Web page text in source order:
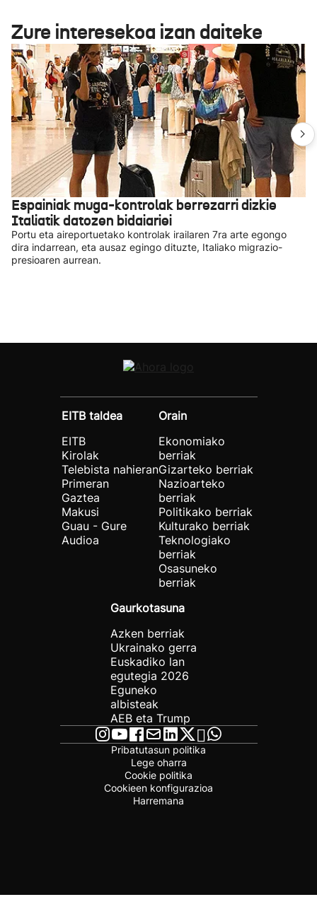
Zure interesekoa izan daiteke
Espainiak muga-kontrolak berrezarri dizkie
Italiatik datozen bidaiariei
Portu eta aireportuetako kontrolak irailaren 7ra arte egongo
dira indarrean, eta ausaz egingo dituzte, Italiako migrazio-
presioaren aurrean.
EITB taldea
EITB
Kirolak
Telebista nahieran
Primeran
Gaztea
Makusi
Guau - Gure
Audioa
Orain
Ekonomiako
berriak
Gizarteko berriak
Nazioarteko
berriak
Politikako berriak
Kulturako berriak
Teknologiako
berriak
Osasuneko
berriak
Gaurkotasuna
Azken berriak
Ukrainako gerra
Euskadiko lan
egutegia 2026
Eguneko
albisteak
AEB eta Trump
Pribatutasun politika
Lege oharra
Cookie politika
Cookieen konfigurazioa
Harremana